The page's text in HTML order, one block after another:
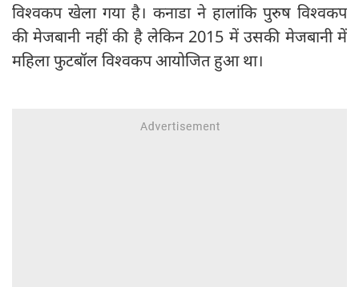
विश्वकप खेला गया है। कनाडा ने हालांकि पुरुष विश्वकप
की मेजबानी नहीं की है लेकिन 2015 में उसकी मेजबानी में
महिला फुटबॉल विश्वकप आयोजित हुआ था।